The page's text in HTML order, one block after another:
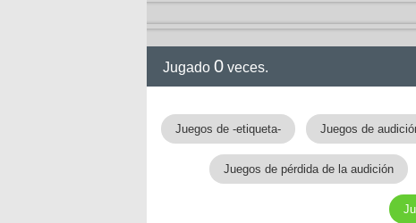
Jugado 0 veces.
Juegos de -etiqueta- Juegos de
Juegos de pérdida de la audición